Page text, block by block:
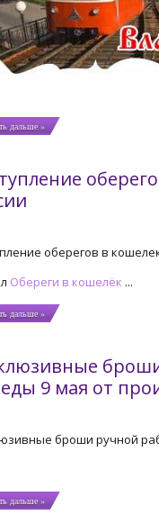
дальше »
оберегов в
Обереги в кошелёк ...
дальше »
9 мая от
броши ручной
дальше »